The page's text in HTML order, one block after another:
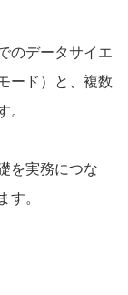
のデータサイエ
ード）と、複数
を実務につな
。